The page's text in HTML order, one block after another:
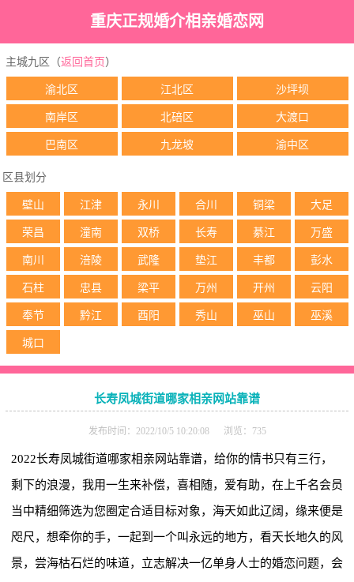
重庆正规婚介相亲婚恋网
主城九区（返回首页 ）
渝北区 江北区 沙坪坝
南岸区 北碚区 大渡口
巴南区 九龙坡 渝中区
区县划分
壁山 江津 永川 合川 铜梁 大足
荣昌 潼南 双桥 长寿 綦江 万盛
南川 涪陵 武隆 垫江 丰都 彭水
石柱 忠县 梁平 万州 开州 云阳
奉节 黔江 酉阳 秀山 巫山 巫溪
城口
长寿凤城街道哪家相亲网站靠谱
发布时间：2022/10/5 10:20:08 浏览：735
2022长寿凤城街道哪家相亲网站靠谱，给你的情书只有三行，
剩下的浪漫，我用一生来补偿，喜相随，爱有助，在上千名会员
当中精细筛选为您圈定合适目标对象，海天如此辽阔，缘来便是
咫尺，想牵你的手，一起到一个叫永远的地方，看天长地久的风
景，尝海枯石烂的味道，立志解决一亿单身人士的婚恋问题，会